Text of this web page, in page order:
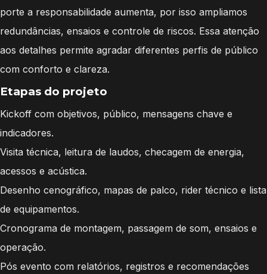
porte a responsabilidade aumenta, por isso ampliamos
redundâncias, ensaios e controle de riscos. Essa atenção
aos detalhes permite agradar diferentes perfis de público
com conforto e clareza.
Etapas do projeto
Kickoff com objetivos, público, mensagens chave e
indicadores.
Visita técnica, leitura de laudos, checagem de energia,
acessos e acústica.
Desenho cenográfico, mapas de palco, rider técnico e lista
de equipamentos.
Cronograma de montagem, passagem de som, ensaios e
operação.
Pós evento com relatórios, registros e recomendações